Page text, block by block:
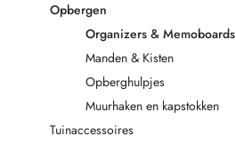
Opbergen
Organizers & Memoboards
Manden & Kisten
Opberghulpjes
Muurhaken en kapstokken
Tuinaccessoires